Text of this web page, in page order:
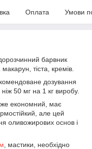
Оплата Умови
барвник
тіста, кремів.
дозування
50 мг на 1 кг виробу.
економний, має
але цей
оливожирових основ і
, мастики, необхідно